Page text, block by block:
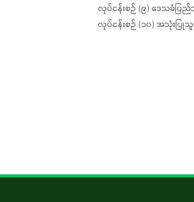
လုပ်ငန်းစဉ် (၉) ဒေသခံပ
လုပ်ငန်းစဉ် (၁၀) အသုံးပ